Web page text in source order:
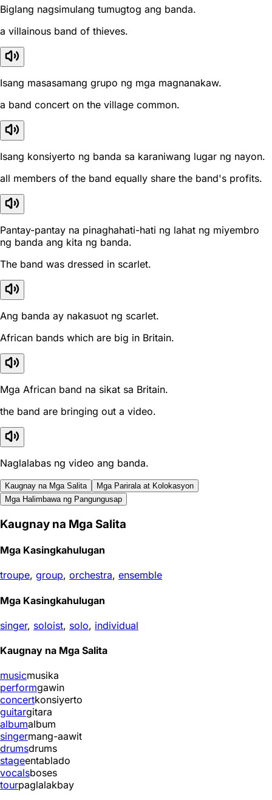
Biglang nagsimulang tumugtog ang banda.
a villainous band of thieves.
Isang masasamang grupo ng mga magnanakaw.
a band concert on the village common.
Isang konsiyerto ng banda sa karaniwang lugar ng nayon.
all members of the band equally share the band's profits.
Pantay-pantay na pinaghahati-hati ng lahat ng miyembro
ng banda ang kita ng banda.
The band was dressed in scarlet.
Ang banda ay nakasuot ng scarlet.
African bands which are big in Britain.
Mga African band na sikat sa Britain.
the band are bringing out a video.
Naglalabas ng video ang banda.
Kaugnay na Mga Salita
Mga Parirala at Kolokasyon
Mga Halimbawa ng Pangungusap
Kaugnay na Mga Salita
Mga Kasingkahulugan
troupe, group, orchestra, ensemble
Mga Kasingkahulugan
singer, soloist, solo, individual
Kaugnay na Mga Salita
musicmusika
performgawin
concertkonsiyerto
guitargitara
albumalbum
singermang-aawit
drumsdrums
stageentablado
vocalsboses
tourpaglalakbay